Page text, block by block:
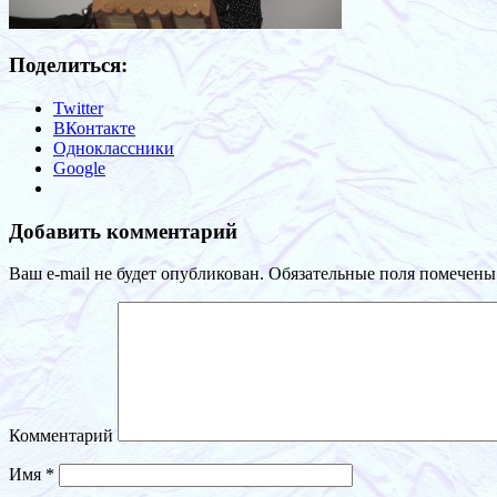
Поделиться:
Twitter
ВКонтакте
Одноклассники
Google
Добавить комментарий
Ваш e-mail не будет опубликован. Обязательные поля
Комментарий
Имя *